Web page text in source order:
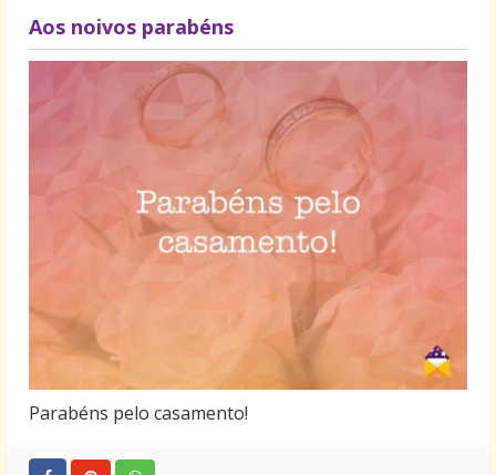
Aos noivos parabéns
Parabéns pelo casamento!